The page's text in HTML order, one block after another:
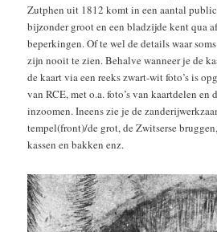
Zutphen uit 1812 komt in een aantal
bijzonder groot en een bladzijde kent qua
beperkingen. Of te wel de details waar
zijn nooit te zien. Behalve wanneer je de
de kaart via een reeks zwart-wit foto’s is
van RCE, met o.a. foto’s van kaartdelen
inzoomen. Ineens zie je de
tempel(front)/de grot, de Zwitserse
kassen en bakken enz.